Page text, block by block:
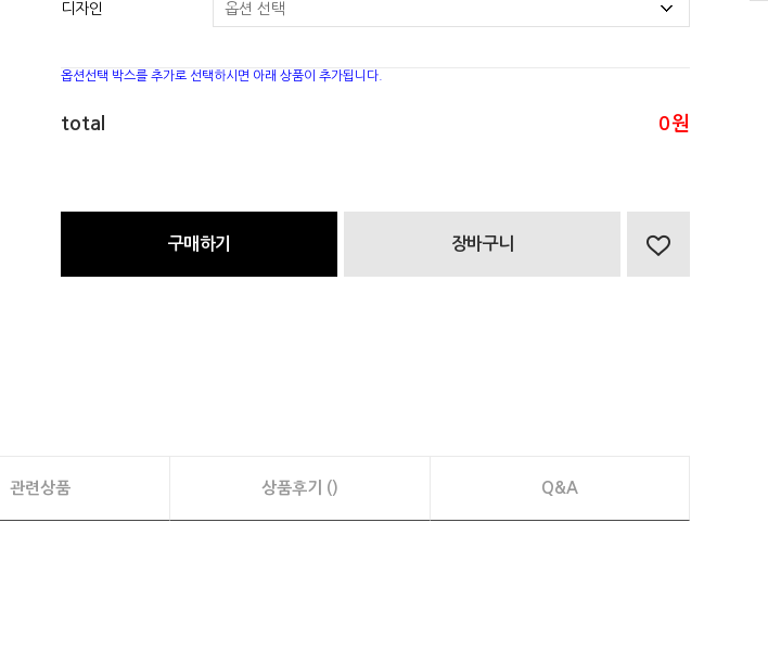
디자인
옵션선택 박스를 추가로 선택하시면 아래 상품이 추가됩니다.
total 0원
구매하기 장바구니
관련상품 상품후기 () Q&A